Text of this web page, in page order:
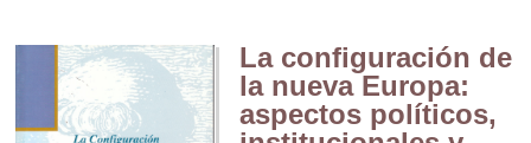
La configuración de
la nueva Europa:
aspectos políticos,